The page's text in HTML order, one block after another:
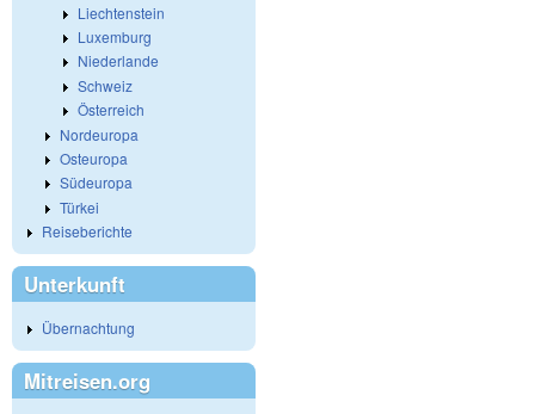
Liechtenstein
Luxemburg
Niederlande
Schweiz
Österreich
Nordeuropa
Osteuropa
Südeuropa
Türkei
Reiseberichte
Unterkunft
Übernachtung
Mitreisen.org